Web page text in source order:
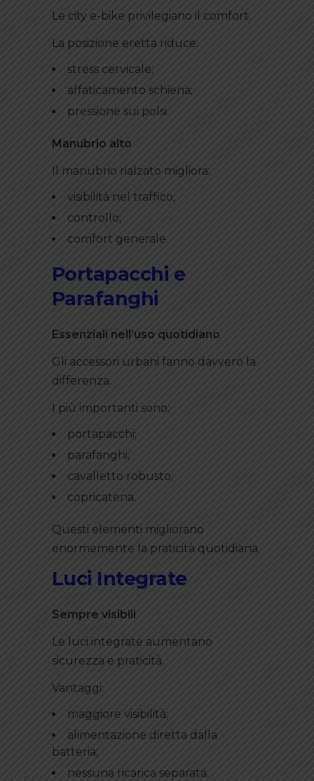
Le city e-bike privilegiano il comfort.
La posizione eretta riduce:
stress cervicale;
affaticamento schiena;
pressione sui polsi.
Manubrio alto
Il manubrio rialzato migliora:
visibilità nel traffico;
controllo;
comfort generale.
Portapacchi e
Parafanghi
Essenziali nell’uso quotidiano
Gli accessori urbani fanno davvero la
differenza.
I più importanti sono:
portapacchi;
parafanghi;
cavalletto robusto;
copricatena.
Questi elementi migliorano
enormemente la praticità quotidiana.
Luci Integrate
Sempre visibili
Le luci integrate aumentano
sicurezza e praticità.
Vantaggi:
maggiore visibilità;
alimentazione diretta dalla
batteria;
nessuna ricarica separata.